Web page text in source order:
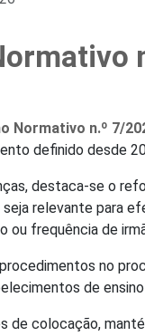
Normativo n.º 7/
definido desde
destaca-se o
relevante para
ou frequência de
no
de
de colocação,